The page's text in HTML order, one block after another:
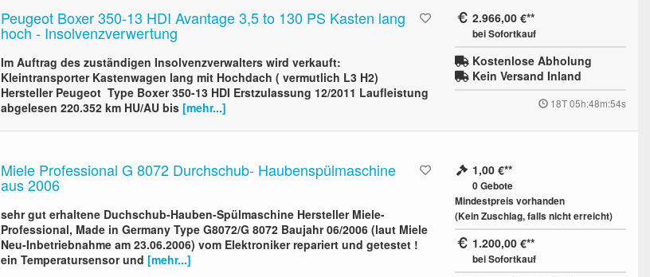
Peugeot Boxer 350-13 HDI Avantage 3,5 to 130 PS Kasten lang
hoch - Insolvenzverwertung
Im Auftrag des zuständigen Insolvenzverwalters wird verkauft:
Kleintransporter Kastenwagen lang mit Hochdach ( vermutlich L3 H2)
Hersteller Peugeot Type Boxer 350-13 HDI Erstzulassung 12/2011 Laufleistung
abgelesen 220.352 km HU/AU bis [mehr...]
2.966,00 €
bei Sofortkauf
Kostenlose Abholung
Kein Versand Inland
18T 05h:48m:53s
Miele Professional G 8072 Durchschub- Haubenspülmaschine
aus 2006
sehr gut erhaltene Duchschub-Hauben-Spülmaschine Hersteller Miele-
Professional, Made in Germany Type G8072/G 8072 Baujahr 06/2006 (laut Miele
Neu-Inbetriebnahme am 23.06.2006) vom Elektroniker repariert und getestet !
ein Temperatursensor und [mehr...]
1,00 €
0Gebote
Mindestpreis vorhanden
(Kein Zuschlag, falls nicht erreicht)
1.200,00 €
bei Sofortkauf